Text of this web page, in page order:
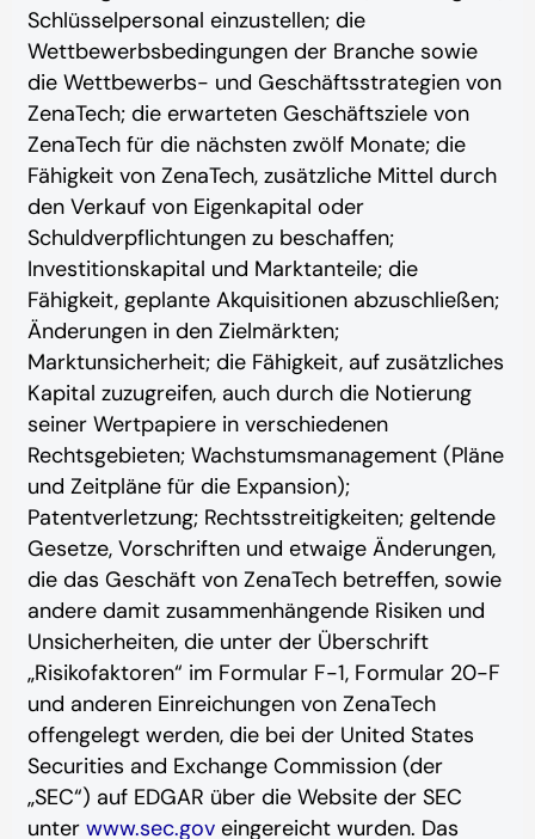
Schlüsselpersonal einzustellen; die
Wettbewerbsbedingungen der Branche sowie
die Wettbewerbs- und Geschäftsstrategien von
ZenaTech; die erwarteten Geschäftsziele von
ZenaTech für die nächsten zwölf Monate; die
Fähigkeit von ZenaTech, zusätzliche Mittel durch
den Verkauf von Eigenkapital oder
Schuldverpflichtungen zu beschaffen;
Investitionskapital und Marktanteile; die
Fähigkeit, geplante Akquisitionen abzuschließen;
Änderungen in den Zielmärkten;
Marktunsicherheit; die Fähigkeit, auf zusätzliches
Kapital zuzugreifen, auch durch die Notierung
seiner Wertpapiere in verschiedenen
Rechtsgebieten; Wachstumsmanagement (Pläne
und Zeitpläne für die Expansion);
Patentverletzung; Rechtsstreitigkeiten; geltende
Gesetze, Vorschriften und etwaige Änderungen,
die das Geschäft von ZenaTech betreffen, sowie
andere damit zusammenhängende Risiken ‎‎‎und
Unsicherheiten, die unter der ‎Überschrift
„Risikofaktoren“ ‎‎‎‎im Formular F-1, Formular 20-F
und anderen Einreichungen von ZenaTech
offengelegt werden, die ‎‎‎bei der United States
Securities and Exchange Commission (der
„SEC“) auf EDGAR über die Website der SEC
unter www.sec.goveingereicht wurden. Das